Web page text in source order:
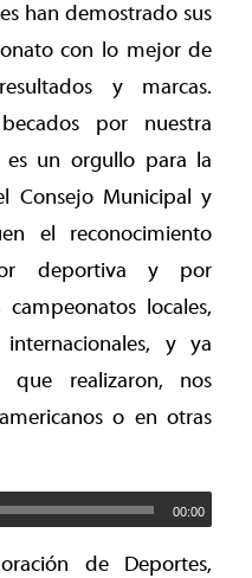
han demostrado sus
con lo mejor de
y marcas.
por nuestra
es un orgullo para la
Consejo Municipal y
el reconocimiento
deportiva y por
locales,
y ya
realizaron, nos
o en otras
00:00
de Deportes,